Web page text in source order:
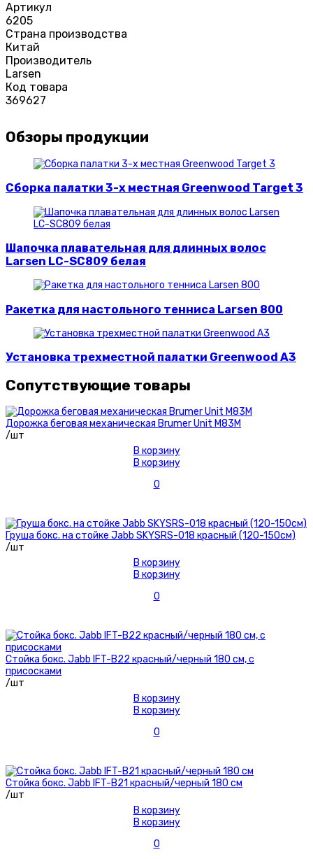
Артикул
6205
Страна производства
Китай
Производитель
Larsen
Код товара
369627
Обзоры продукции
Сборка палатки 3-х местная Greenwood Target 3
Шапочка плавательная для длинных волос
Larsen LC-SC809 белая
Ракетка для настольного тенниса Larsen 800
Установка трехместной палатки Greenwood A3
Сопутствующие товары
Дорожка беговая механическая Brumer Unit M83M
/шт
В корзину
В корзину
0
Груша бокс. на стойке Jabb SKYSRS-018 красный (120-150см)
/шт
В корзину
В корзину
0
Стойка бокс. Jabb IFT-B22 красный/черный 180 см, с
присосками
/шт
В корзину
В корзину
0
Стойка бокс. Jabb IFT-B21 красный/черный 180 см
/шт
В корзину
В корзину
0